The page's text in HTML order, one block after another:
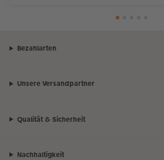
Bezahlarten
Unsere Versandpartner
Qualität & Sicherheit
Nachhaltigkeit